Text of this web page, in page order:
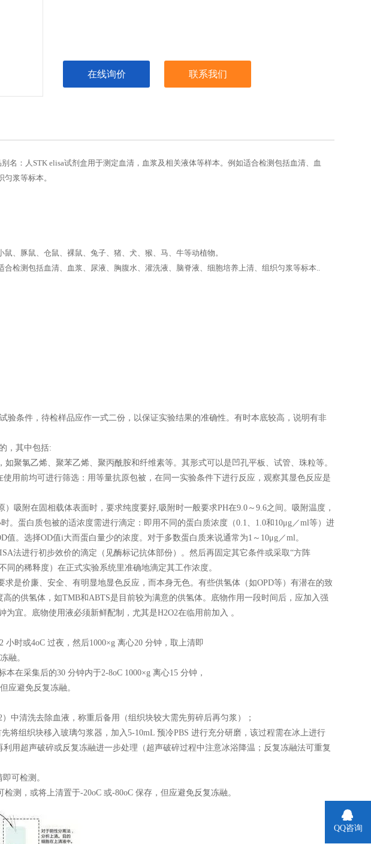
在线询价 联系我们
名：人STK elisa试剂盒用于测定血清，血浆及相关液体等样本。例如适合检测包括血清、血
浆等标本。
、豚鼠、仓鼠、裸鼠、兔子、猪、犬、猴、马、牛等动植物。
检测包括血清、血浆、尿液、胸腹水、灌洗液、脑脊液、细胞培养上清、组织匀浆等标本..
条件，待检样品应作一式二份，以保证实验结果的准确性。有时本底较高，说明有非
，其中包括:
聚氯乙烯、聚苯乙烯、聚丙酰胺和纤维素等。其形式可以是凹孔平板、试管、珠粒等。
用前均可进行筛选：用等量抗原包被，在同一实验条件下进行反应，观察其显色反应是
吸附在固相载体表面时，要求纯度要好,吸附时一般要求PH在9.0～9.6之间。吸附温度，
。蛋白质包被的适浓度需进行滴定：即用不同的蛋白质浓度（0.1、1.0和10μg／ml等）进
。选择OD值i大而蛋白量少的浓度。对于多数蛋白质来说通常为1～10μg／ml。
法进行初步效价的滴定（见酶标记抗体部份）。然后再固定其它条件或采取“方阵
同的稀释度）在正式实验系统里准确地滴定其工作浓度。
是价廉、安全、有明显地显色反应，而本身无色。有些供氢体（如OPD等）有潜在的致
的供氢体，如TMB和ABTS是目前较为满意的供氢体。底物作用一段时间后，应加入强
宜。底物使用液必须新鲜配制，尤其是H2O2在临用前加入 。
时或4oC 过夜，然后1000×g 离心20 分钟，取上清即
融。
在采集后的30 分钟内于2-8oC 1000×g 离心15 分钟，
应避免反复冻融。
中清洗去除血液，称重后备用（组织块较大需先剪碎后再匀浆）；
将组织块移入玻璃匀浆器，加入5-10mL 预冷PBS 进行充分研磨，该过程需在冰上进行
用超声破碎或反复冻融进一步处理（超声破碎过程中注意冰浴降温；反复冻融法可重复
可检测。
测，或将上清置于-20oC 或-80oC 保存，但应避免反复冻融。
QQ咨询